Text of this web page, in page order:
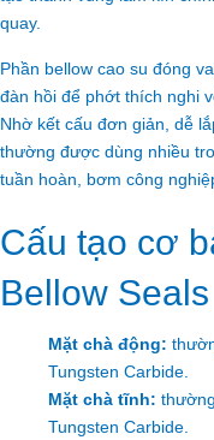
quay.
Phần bellow cao su đóng
đàn hồi để phớt thích nghi
Nhờ kết cấu đơn giản, dễ
thường được dùng nhiều
tuần hoàn, bơm công
Cấu tạo cơ
Bellow Seals
Mặt chà động:
Tungsten Carbide.
Mặt chà tĩnh:
Tungsten Carbide.